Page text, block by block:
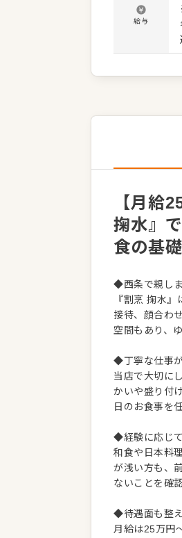
給与
途
【月給
掬水』
食の基
◆西条で親し
『割烹 掬水
接待、顔合わ
空間もあり、
◆丁寧な仕事
当店で大切に
かいや盛り付
日のお食事を
◆経験に応じ
和食や日本料
が浅い方も、
ないことを確
◆待遇面も整
月給は25万円